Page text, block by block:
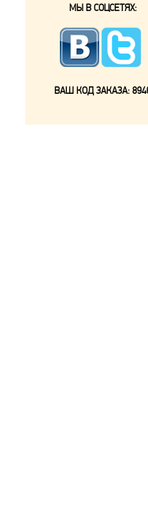
МЫ В СОЦСЕТЯХ:
ВАШ КОД ЗАКАЗА: